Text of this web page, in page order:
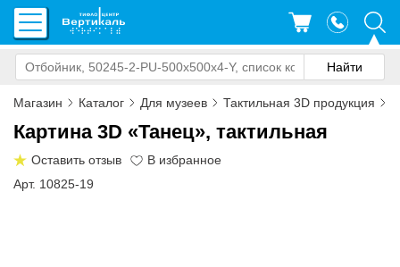
Магазин Каталог Для музеев Тактильная 3D продукция
Картина 3D «Танец», тактильная
Оставить отзыв
Арт. 10825-19